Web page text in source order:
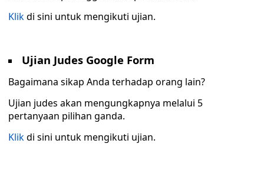
Klikdi sini untuk mengikuti ujian.
Ujian Judes Google Form
Bagaimana sikap Anda terhadap orang lain?
Ujian judes akan mengungkapnya melalui 5
pertanyaan pilihan ganda.
Klikdi sini untuk mengikuti ujian.